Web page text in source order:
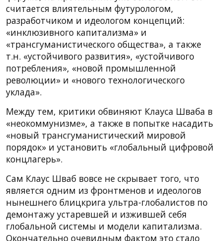
считается влиятельным футурологом,
разработчиком и идеологом концепций:
«инклюзивного капитализма» и
«трансгуманистического общества», а также
т.н. «устойчивого развития», «устойчивого
потребления», «новой промышленной
революции» и «нового технологического
уклада».
Между тем, критики обвиняют Клауса Шваба в
«неокоммунизме», а также в попытке насадить
«новый трансгуманистический мировой
порядок» и установить «глобальный цифровой
концлагерь».
Сам Клаус Шваб вовсе не скрывает того, что
является одним из фронтменов и идеологов
нынешнего блицкрига ультра-глобалистов по
демонтажу устаревшей и изжившей себя
глобальной системы и модели капитализма.
Окончательно очевидным фактом это стало